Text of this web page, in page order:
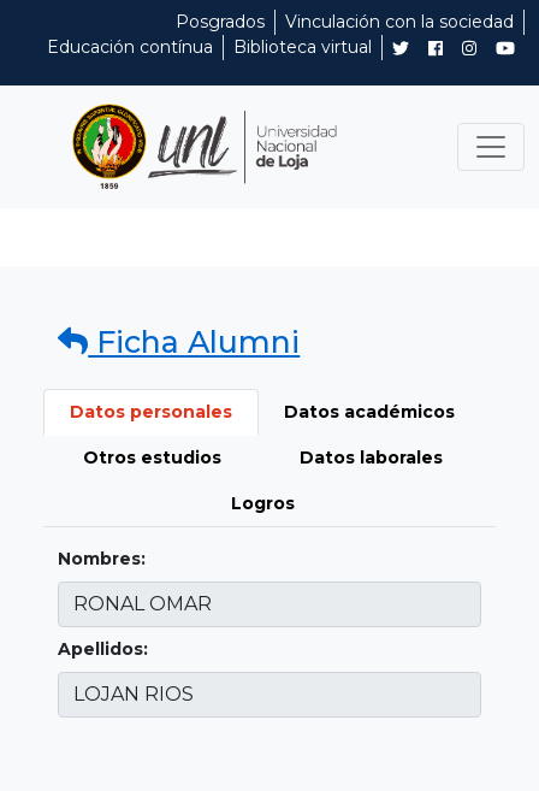
Posgrados
Vinculación con la sociedad
Educación contínua
Biblioteca virtual
Ficha Alumni
Datos personales Datos académicos
Otros estudios Datos laborales
Logros
Nombres:
Apellidos: